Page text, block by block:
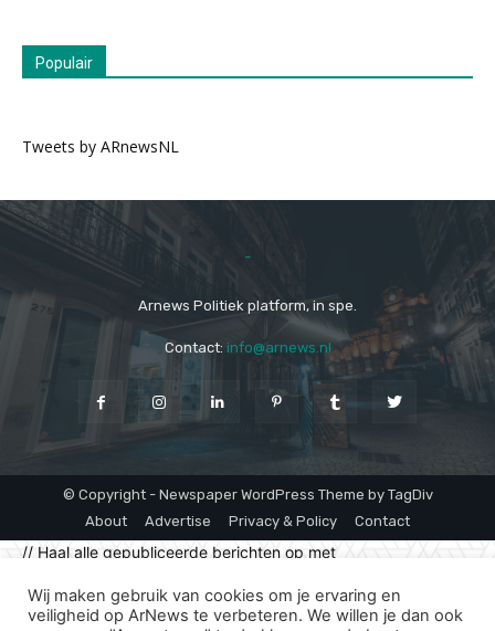
Populair
Tweets by ARnewsNL
-
Arnews Politiek platform, in spe.
Contact: info@arnews.nl
© Copyright - Newspaper WordPress Theme by TagDiv
About
Advertise Privacy & Policy Contact
Wij maken gebruik van cookies om je ervaring en
veiligheid op ArNews te verbeteren. We willen je dan ook
// Haal alle gepubliceerde berichten op met
=> 'post', 'post_status' => 'publish', 's' =>
'klimaatpersconferentie', 'posts_per_page' => -1, ); $query =